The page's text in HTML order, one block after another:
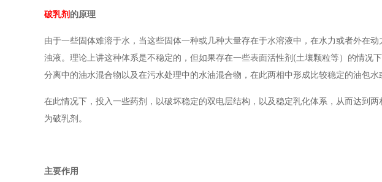
破乳剂的原理
由于一些固体难溶于水，当这些固体一种或几种大量存在于水溶液中，在水力或者外在
浊液。理论上讲这种体系是不稳定的，但如果存在一些表面活性剂(土壤颗粒等）的情况
分离中的油水混合物以及在污水处理中的水油混合物，在此两相中形成比较稳定的油包水
在此情况下，投入一些药剂，以破坏稳定的双电层结构，以及稳定乳化体系，从而达到
为破乳剂。
主要作用